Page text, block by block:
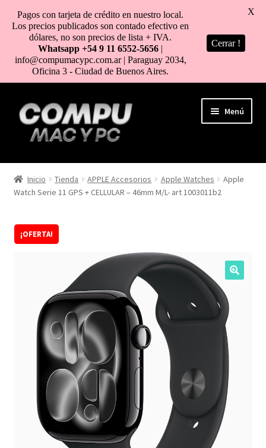
al
contenido
Menú
HOME
TIENDA
COMO COMPRAR
SERVICIOS
CONTACTO
Inicio Tienda APPLE Accesorios Apple Watches
Apple
Watch Serie 11 GPS + CELLULAR – 46mm M/L- art 1003011b2
¡OFERTA!
Pagos con tarjeta de crédito en nuestro local.
Los precios publicados son contado efectivo en
dólares, no son precios de lista + IVA.
Whatsapp +54 9 11 6552-5656 |
info@compumacypc.com.ar | Paraguay 2034,
Oficina 3 - Ciudad de Buenos Aires.
Cerrar !
X